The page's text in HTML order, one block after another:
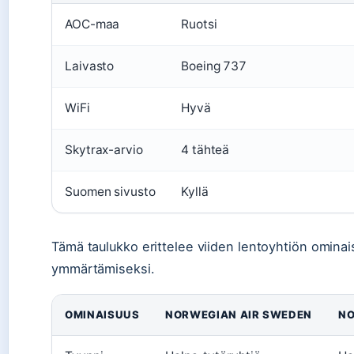
AOC-maa Ruotsi
Laivasto Boeing 737
WiFi Hyvä
Skytrax-arvio 4 tähteä
Suomen sivusto Kyllä
Tämä taulukko erittelee viiden lentoyhtiön
ymmärtämiseksi.
OMINAISUUS NORWEGIAN AIR SWEDEN